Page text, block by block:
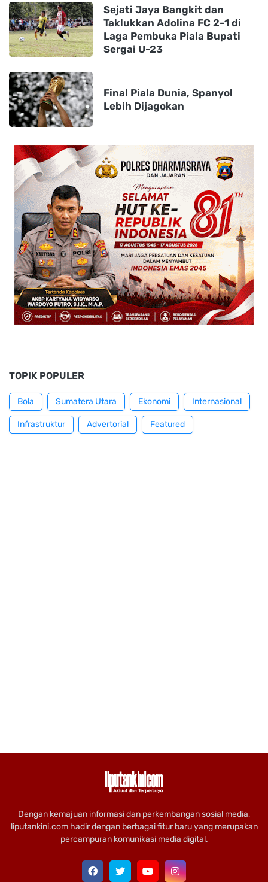
Sejati Jaya Bangkit dan
Taklukkan Adolina FC 2-1 di
Laga Pembuka Piala Bupati
Sergai U-23
Final Piala Dunia, Spanyol
Lebih Dijagokan
TOPIK POPULER
Bola Sumatera Utara Ekonomi Internasional
Infrastruktur Advertorial Featured
Dengan kemajuan informasi dan perkembangan sosial media,
liputankini.com hadir dengan berbagai fitur baru yang merupakan
percampuran komunikasi media digital.